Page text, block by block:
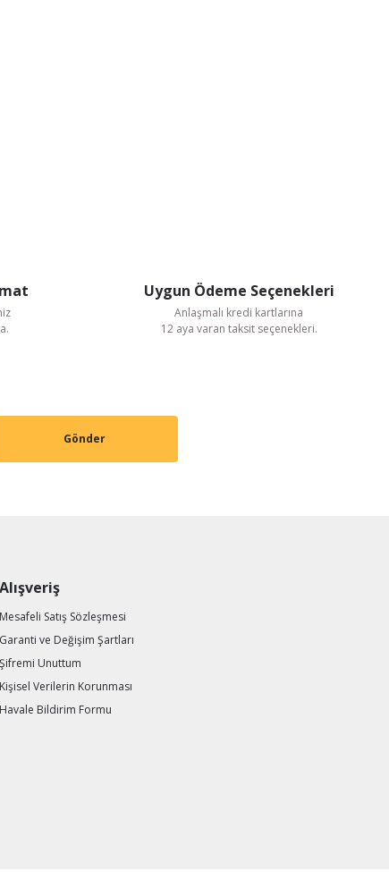
Uygun Ödeme Seçenekleri
Anlaşmalı kredi kartlarına
12 aya varan taksit seçenekleri.
Gönder
Alışveriş
Mesafeli Satış Sözleşmesi
Garanti ve Değişim Şartları
Şifremi Unuttum
Kişisel Verilerin Korunması
Havale Bildirim Formu